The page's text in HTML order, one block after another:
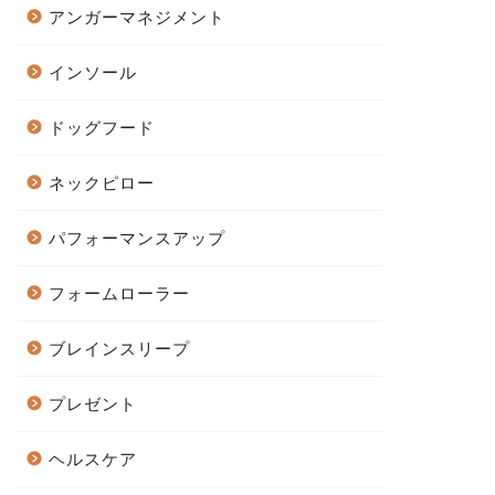
アンガーマネジメント
インソール
ドッグフード
ネックピロー
パフォーマンスアップ
フォームローラー
ブレインスリープ
プレゼント
ヘルスケア